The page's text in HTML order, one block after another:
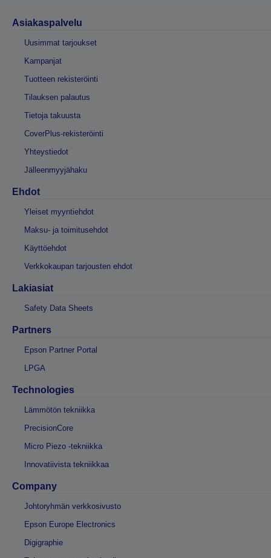
Asiakaspalvelu
Uusimmat tarjoukset
Kampanjat
Tuotteen rekisteröinti
Tilauksen palautus
Tietoja takuusta
CoverPlus-rekisteröinti
Yhteystiedot
Jälleenmyyjähaku
Ehdot
Yleiset myyntiehdot
Maksu- ja toimitusehdot
Käyttöehdot
Verkkokaupan tarjousten ehdot
Lakiasiat
Safety Data Sheets
Partners
Epson Partner Portal
LPGA
Technologies
Lämmötön tekniikka
PrecisionCore
Micro Piezo -tekniikka
Innovatiivista tekniikkaa
Company
Johtoryhmän verkkosivusto
Epson Europe Electronics
Digigraphie